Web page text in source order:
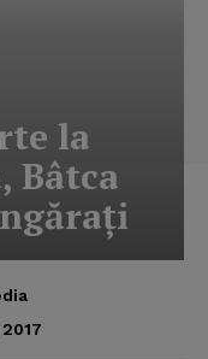
la
Bâtca